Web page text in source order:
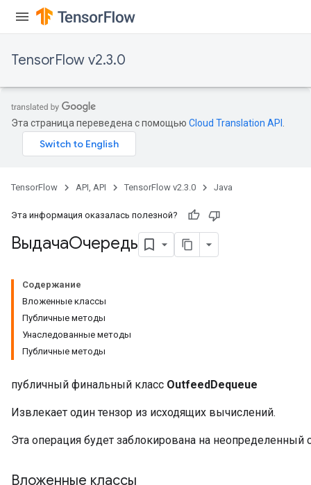
TensorFlow v2.3.0
Эта страница переведена с помощью Cloud Translation API
TensorFlow API, API TensorFlow v2.3.0 Java
Эта информация оказалась полезной?
ВыдачаОчередь
Содержание
Вложенные классы
Публичные методы
Унаследованные методы
Публичные методы
публичный финальный класс OutfeedDequeue
Извлекает один тензор из исходящих вычислений.
Эта операция будет заблокирована на неопределенный
Вложенные классы